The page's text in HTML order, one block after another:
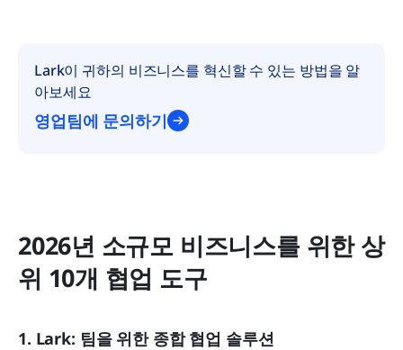
Lark이 귀하의 비즈니스를 혁신할 수 있는 방법을 알
아보세요
영업팀에 문의하기
2026년 소규모 비즈니스를 위한 상
위 10개 협업 도구
1. Lark: 팀을 위한 종합 협업 솔루션